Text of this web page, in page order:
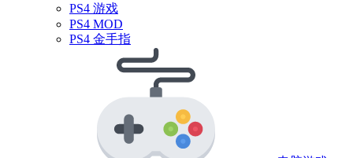
PS4 游戏
PS4 MOD
PS4 金手指